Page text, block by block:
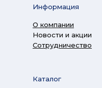
Информация
О компании
Новости и акции
Сотрудничество
Каталог